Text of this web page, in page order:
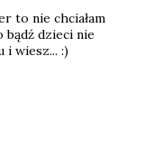
to nie chciałam
bądź dzieci nie
i wiesz... :)